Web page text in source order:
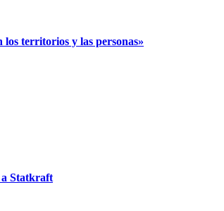
territorios y las personas»
a Statkraft